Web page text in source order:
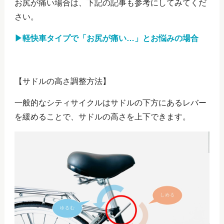
お尻が痛い場合は、下記の記事も参考にしてみてくだ
さい。
▶軽快車タイプで「お尻が痛い…」とお悩みの場合
【サドルの高さ調整方法】
一般的なシティサイクルはサドルの下方にあるレバー
を緩めることで、サドルの高さを上下できます。